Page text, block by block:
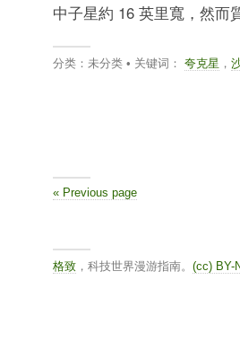
中子星約 16 英里寬，然而
分类：未分类 • 关键词： 夸克星 ，
« Previous page
格致，科技世界漫游指南。 (cc) BY-